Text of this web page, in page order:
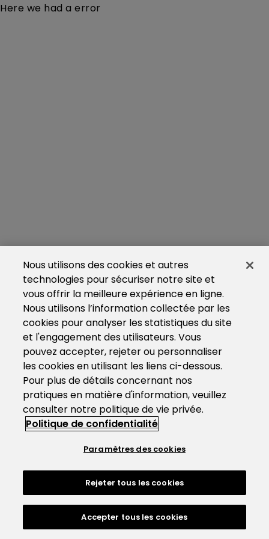
Here we had a error
Nous utilisons des cookies et autres
technologies pour sécuriser notre site et
vous offrir la meilleure expérience en ligne.
Nous utilisons l’information collectée par les
cookies pour analyser les statistiques du site
et l'engagement des utilisateurs. Vous
pouvez accepter, rejeter ou personnaliser
les cookies en utilisant les liens ci-dessous.
Pour plus de détails concernant nos
pratiques en matière d'information, veuillez
consulter notre politique de vie privée.
Politique de confidentialité
Paramètres des cookies
Rejeter tous les cookies
Accepter tous les cookies